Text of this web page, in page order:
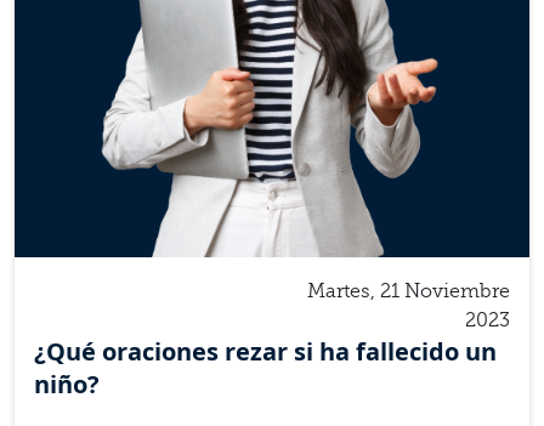
Martes, 21 Noviembre
2023
¿Qué ora­ciones rezar si ha fal­l­e­cido un
niño?